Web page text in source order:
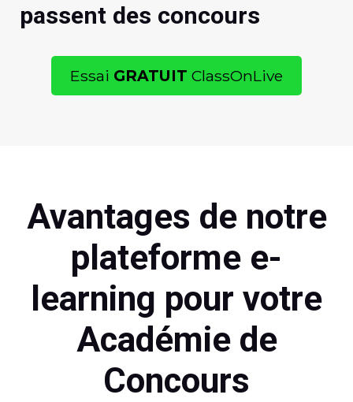
passent des concours
Essai GRATUIT ClassOnLive
Avantages de notre
plateforme e-
learning pour votre
Académie de
Concours